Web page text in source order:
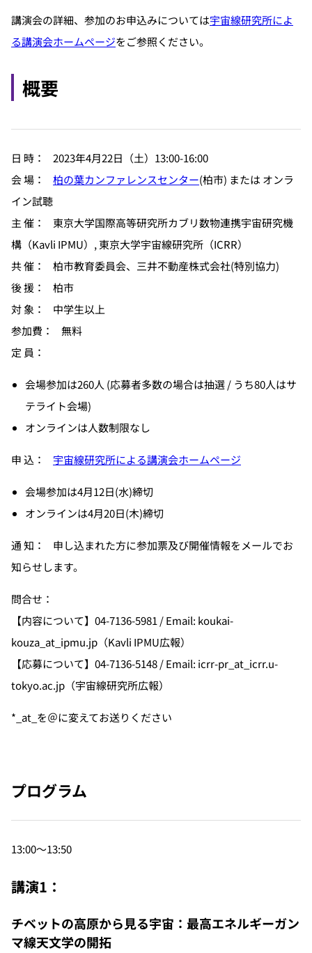
講演会の詳細、参加のお申込みについては宇宙線研究所によ
る講演会ホームページをご参照ください。
概要
日 時： 2023年4月22日（土）13:00-16:00
会 場： 柏の葉カンファレンスセンター(柏市) または オンラ
イン試聴
主 催： 東京大学国際高等研究所カブリ数物連携宇宙研究機
構（Kavli IPMU）, 東京大学宇宙線研究所（ICRR）
共 催： 柏市教育委員会、三井不動産株式会社(特別協力)
後 援： 柏市
対 象： 中学生以上
参加費： 無料
定 員：
会場参加は260人 (応募者多数の場合は抽選 / うち80人はサ
テライト会場)
オンラインは人数制限なし
申 込： 宇宙線研究所による講演会ホームページ
会場参加は4月12日(水)締切
オンラインは4月20日(木)締切
通 知： 申し込まれた方に参加票及び開催情報をメールでお
知らせします。
問合せ：
【内容について】04-7136-5981 / Email: koukai-
kouza_at_ipmu.jp（Kavli IPMU広報）
【応募について】04-7136-5148 / Email: icrr-pr_at_icrr.u-
tokyo.ac.jp（宇宙線研究所広報）
*_at_を＠に変えてお送りください
プログラム
13:00〜13:50
講演1：
チベットの高原から見る宇宙：最高エネルギーガン
マ線天文学の開拓